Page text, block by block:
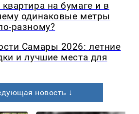
на бумаге и в
одинаковые метры
разному?
Самары 2026: летние
и лучшие места для
новость ↓